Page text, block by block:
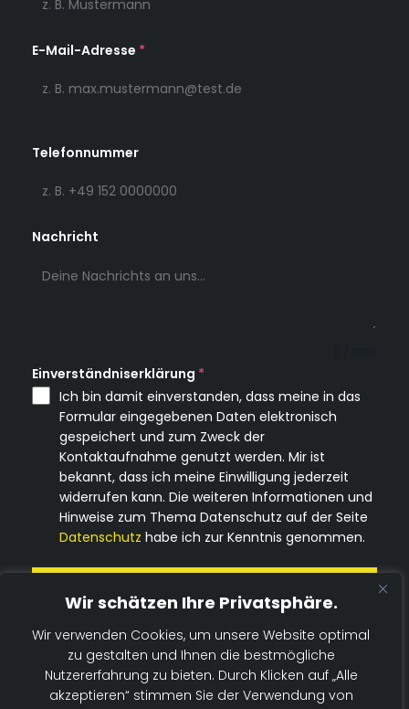
Wir schätzen Ihre Privatsphäre.
Wir verwenden Cookies, um unsere Website optimal
zu gestalten und Ihnen die bestmögliche
Nutzererfahrung zu bieten. Durch Klicken auf „Alle
akzeptieren“ stimmen Sie der Verwendung von
E-Mail-Adresse *
Telefonnummer
Nachricht
Einverständniserklärung *
Ich bin damit einverstanden, dass meine in das
Formular eingegebenen Daten elektronisch
gespeichert und zum Zweck der
Kontaktaufnahme genutzt werden. Mir ist
bekannt, dass ich meine Einwilligung jederzeit
widerrufen kann. Die weiteren Informationen und
Hinweise zum Thema Datenschutz auf der Seite
Datenschutz habe ich zur Kenntnis genommen.
© 2026 TSV Bromskirchen.